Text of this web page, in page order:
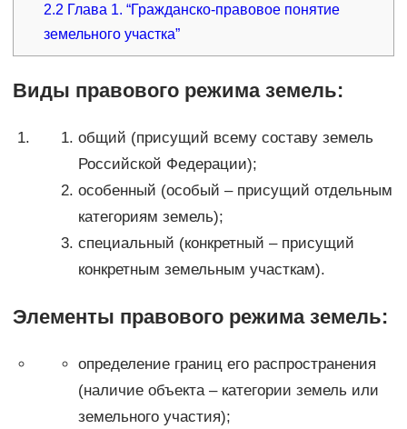
2.2 Глава 1. “Гражданско-правовое понятие
земельного участка”
Виды правового режима земель:
общий (присущий всему составу земель
Российской Федерации);
особенный (особый – присущий отдельным
категориям земель);
специальный (конкретный – присущий
конкретным земельным участкам).
Элементы правового режима земель:
определение границ его распространения
(наличие объекта – категории земель или
земельного участия);